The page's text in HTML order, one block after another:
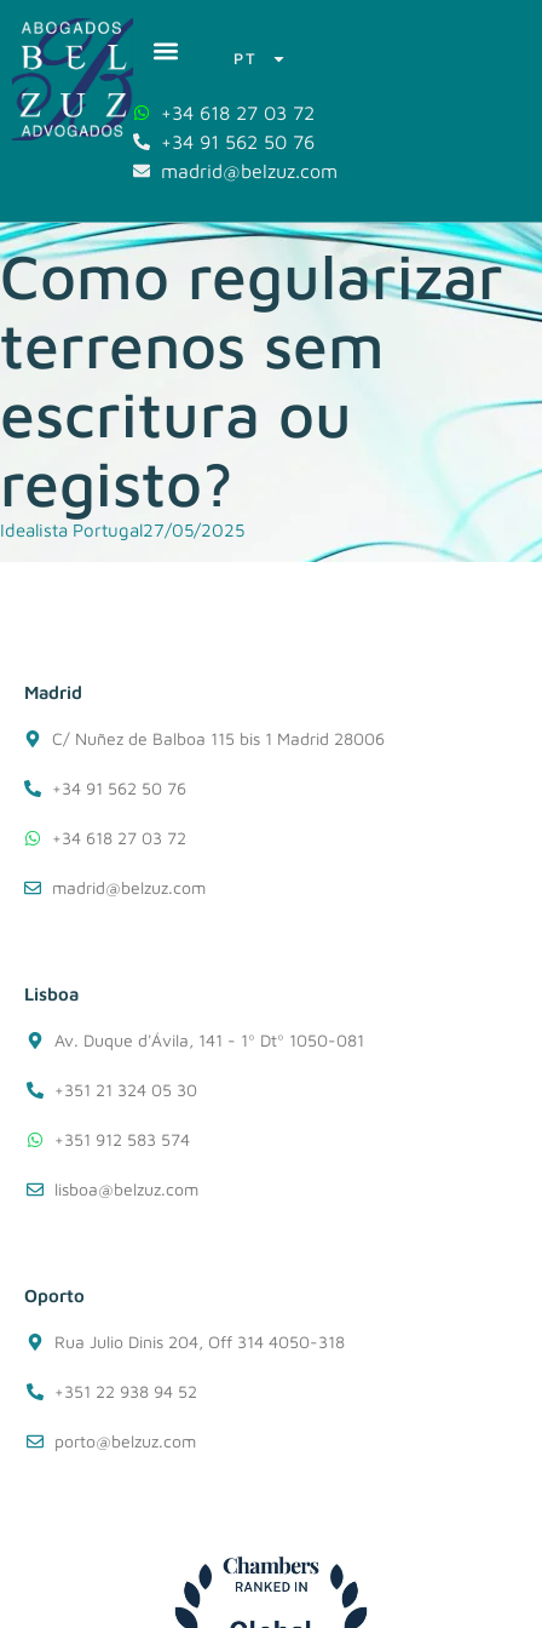
PT
+34 618 27 03 72
+34 91 562 50 76
madrid@belzuz.com
Como regularizar
terrenos sem
escritura ou
registo?
Idealista Portugal27/05/2025
Madrid
C/ Nuñez de Balboa 115 bis 1 Madrid 28006
+34 91 562 50 76
+34 618 27 03 72
madrid@belzuz.com
Lisboa
Av. Duque d'Ávila, 141 - 1º Dtº 1050-081
+351 21 324 05 30
+351 912 583 574
lisboa@belzuz.com
Oporto
Rua Julio Dinis 204, Off 314 4050-318
+351 22 938 94 52
porto@belzuz.com